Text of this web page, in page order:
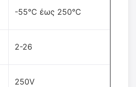
-55°C έως 250°C
2-26
250V